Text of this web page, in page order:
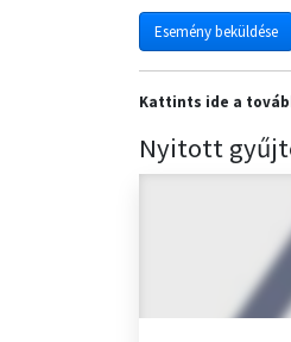
Esemény beküldése
Kattints ide a
Nyitott